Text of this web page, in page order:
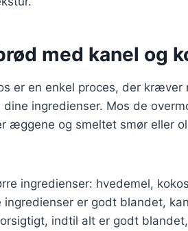
med kanel og
er en enkel proces, der kræver
ingredienser. Mos de
æggene og smeltet smør eller
ingredienser: hvedemel,
er godt blandet,
indtil alt er godt